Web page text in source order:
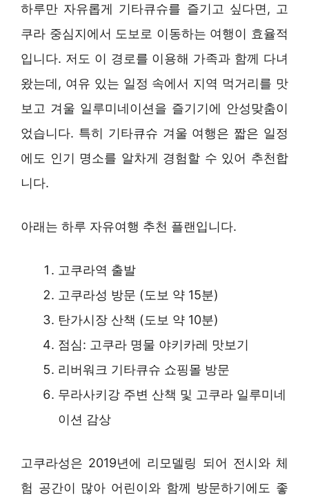
하루만 자유롭게 기타큐슈를 즐기고 싶다면, 고
쿠라 중심지에서 도보로 이동하는 여행이 효율적
입니다. 저도 이 경로를 이용해 가족과 함께 다녀
왔는데, 여유 있는 일정 속에서 지역 먹거리를 맛
보고 겨울 일루미네이션을 즐기기에 안성맞춤이
었습니다. 특히 기타큐슈 겨울 여행은 짧은 일정
에도 인기 명소를 알차게 경험할 수 있어 추천합
니다.
아래는 하루 자유여행 추천 플랜입니다.
고쿠라역 출발
고쿠라성 방문 (도보 약 15분)
탄가시장 산책 (도보 약 10분)
점심: 고쿠라 명물 야키카레 맛보기
리버워크 기타큐슈 쇼핑몰 방문
무라사키강 주변 산책 및 고쿠라 일루미네
이션 감상
고쿠라성은 2019년에 리모델링 되어 전시와 체
험 공간이 많아 어린이와 함께 방문하기에도 좋